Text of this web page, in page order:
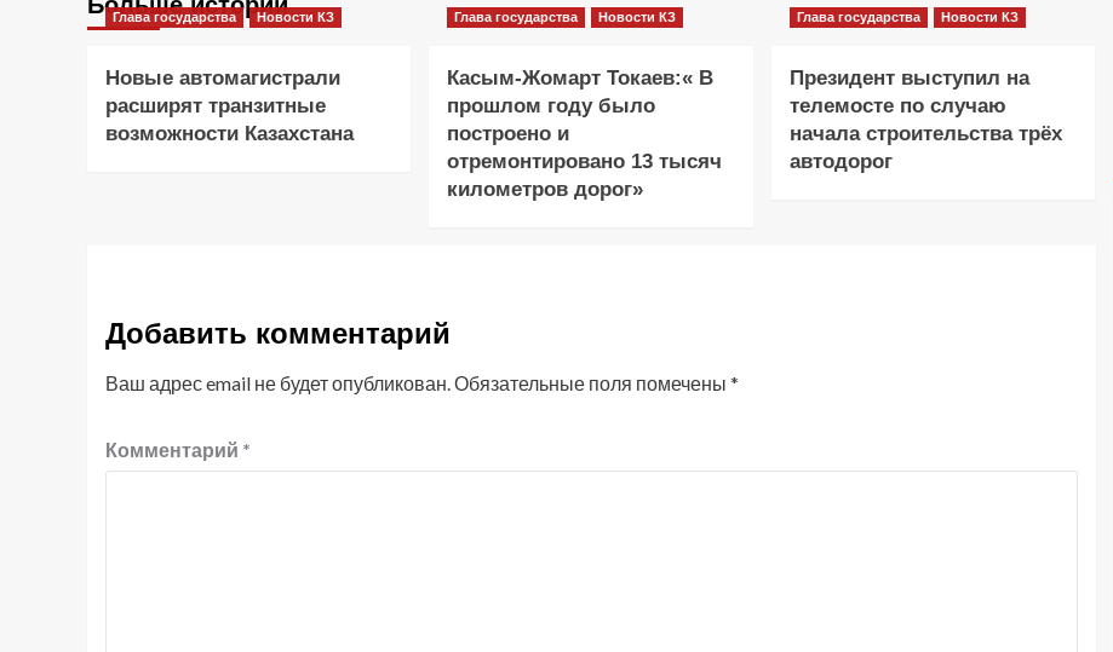
Глава государства Новости КЗ
Новые автомагистрали
расширят транзитные
возможности Казахстана
Глава государства Новости КЗ
Касым-Жомарт Токаев:« В
прошлом году было
построено и
отремонтировано 13 тысяч
километров дорог»
Глава государства Новости КЗ
Президент выступил на
телемосте по случаю
начала строительства трёх
автодорог
Добавить комментарий
Ваш адрес email не будет опубликован.Обязательные поля помечены *
Комментарий *